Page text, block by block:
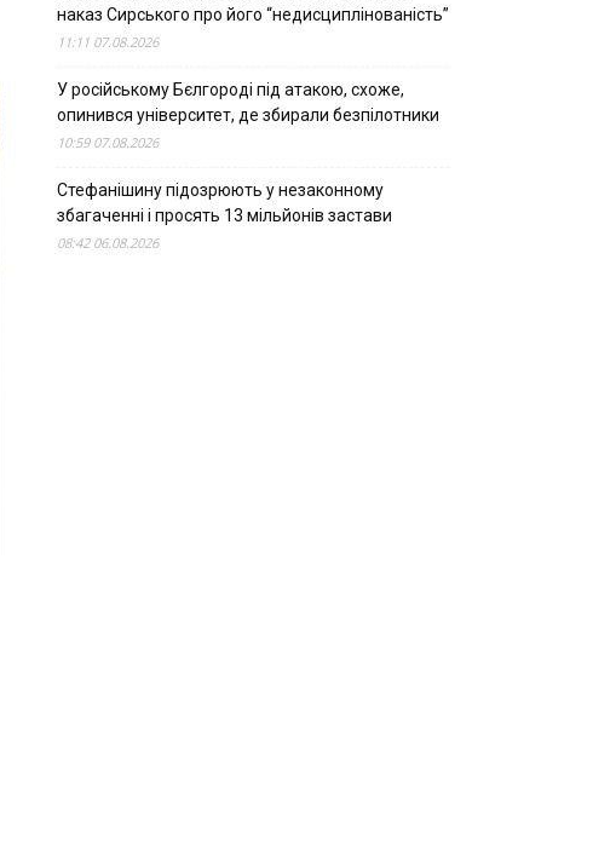
наказ Сирського про його “недисциплінованість”
11:11 07.08.2026
У російському Бєлгороді під атакою, схоже,
опинився університет, де збирали безпілотники
10:59 07.08.2026
Стефанішину підозрюють у незаконному
збагаченні і просять 13 мільйонів застави
08:42 06.08.2026